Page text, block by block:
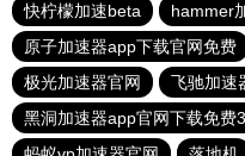
快柠檬加速beta
hammer
原子加速器app下载官网免费
极光加速器官网
飞驰加速
黑洞加速器app官网下载免费